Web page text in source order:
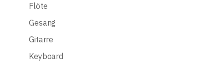
Flöte
Gesang
Gitarre
Keyboard